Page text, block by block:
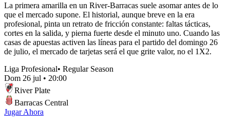
La primera amarilla en un River-Barracas suele asomar antes de lo
que el mercado supone. El historial, aunque breve en la era
profesional, pinta un retrato de fricción constante: faltas tácticas,
cortes en la salida, y pierna fuerte desde el minuto uno. Cuando las
casas de apuestas activen las líneas para el partido del domingo 26
de julio, el mercado de tarjetas será el que grite valor, no el 1X2.
Liga Profesional• Regular Season
Dom 26 jul • 20:00
River Plate
Barracas Central
Jugar Ahora